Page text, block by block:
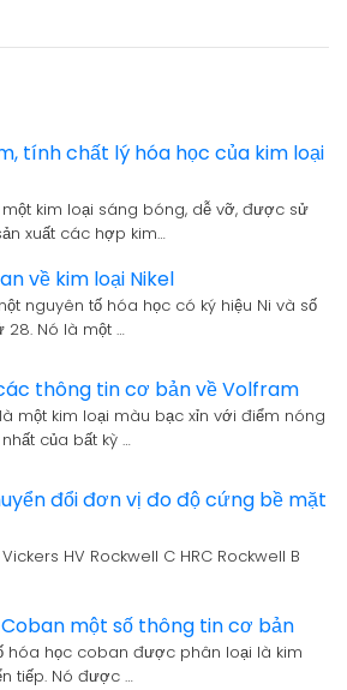
tính chất lý hóa học của kim loại
kim loại sáng bóng, dễ vỡ, được sử
xuất các hợp kim…
về kim loại Nikel
nguyên tố hóa học có ký hiệu Ni và số
28. Nó là một …
thông tin cơ bản về Volfram
một kim loại màu bạc xỉn với điểm nóng
của bất kỳ …
đổi đơn vị đo độ cứng bề mặt
HV Rockwell C HRC Rockwell B
Coban một số thông tin cơ bản
hóa học coban được phân loại là kim
tiếp. Nó được …